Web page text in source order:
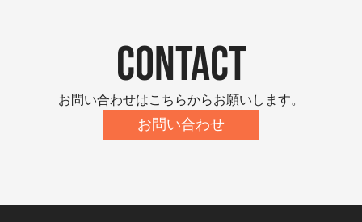
contact
お問い合わせはこちらからお願いします。
お問い合わせ